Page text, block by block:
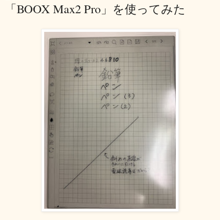
「BOOX Max2 Pro」を使ってみた